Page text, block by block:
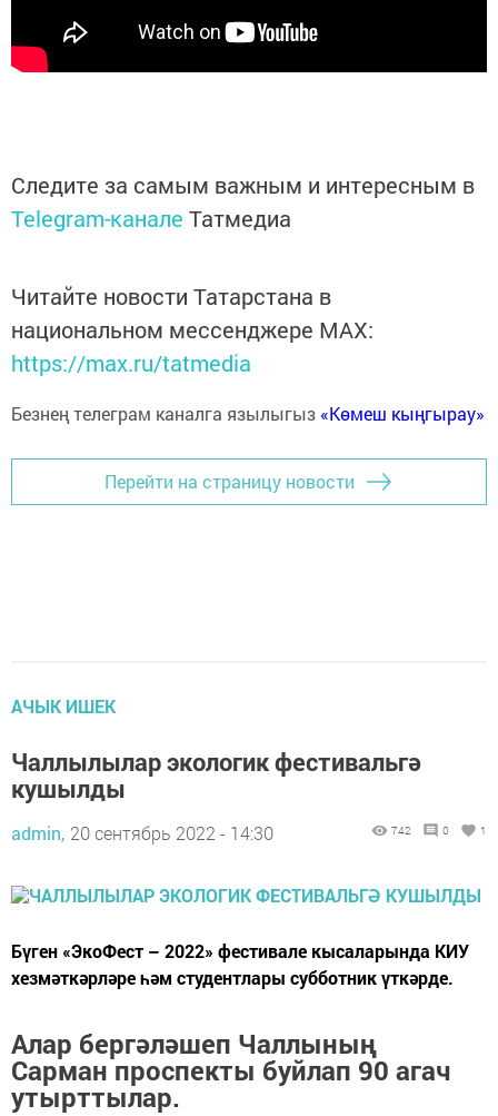
Следите за самым важным и интересным в
Telegram-канале Татмедиа
Читайте новости Татарстана в
национальном мессенджере MАХ:
https://max.ru/tatmedia
Безнең телеграм каналга язылыгыз «Көмеш кыңгырау»
Перейти на страницу новости
АЧЫК ИШЕК
Чаллылылар экологик фестивальгә
кушылды
admin, 20 сентябрь 2022 - 14:30 742 0 1
Бүген «ЭкоФест – 2022» фестивале кысаларында КИУ
хезмәткәрләре һәм студентлары субботник үткәрде.
Алар бергәләшеп Чаллының
Сарман проспекты буйлап 90 агач
утырттылар.